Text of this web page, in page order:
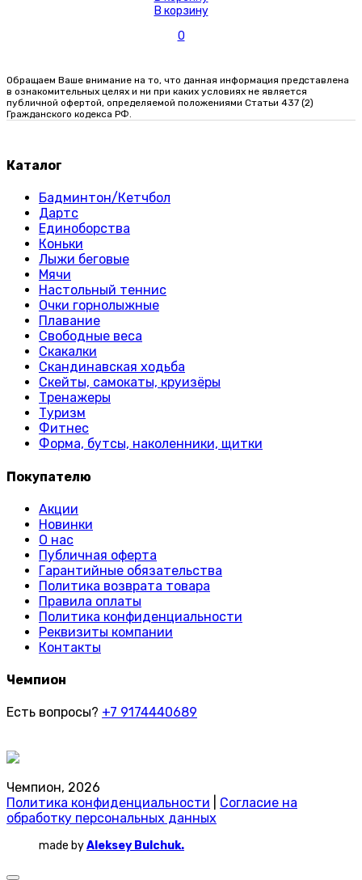
В корзину
0
Обращаем Ваше внимание на то, что данная информация представлена
в ознакомительных целях и ни при каких условиях не является
публичной офертой, определяемой положениями Статьи 437 (2)
Гражданского кодекса РФ.
Каталог
Бадминтон/Кетчбол
Дартс
Единоборства
Коньки
Лыжи беговые
Мячи
Настольный теннис
Очки горнолыжные
Плавание
Свободные веса
Скакалки
Скандинавская ходьба
Скейты, самокаты, круизёры
Тренажеры
Туризм
Фитнес
Форма, бутсы, наколенники, щитки
Покупателю
Акции
Новинки
О нас
Публичная оферта
Гарантийные обязательства
Политика возврата товара
Правила оплаты
Политика конфиденциальности
Реквизиты компании
Контакты
Чемпион
Есть вопросы? +7 9174440689
Чемпион, 2026
Политика конфиденциальности
Согласие на
обработку персональных данных
made byAleksey Bulchuk.